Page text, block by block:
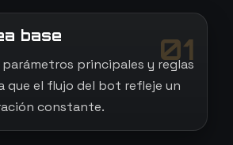
01
base
principales y reglas
que el flujo del bot refleje un
constante.